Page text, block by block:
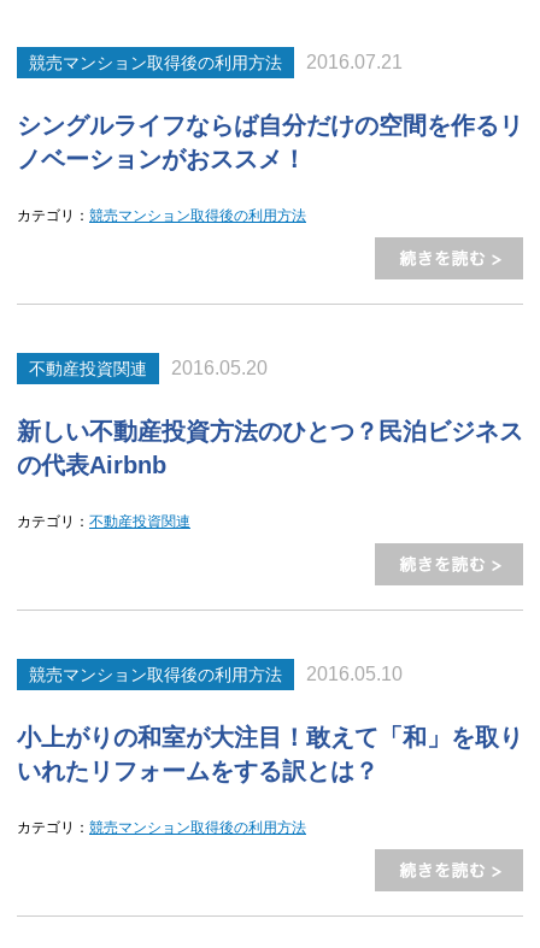
競売マンション取得後の利用方法 2016.07.21
シングルライフならば自分だけの空間を作るリ
ノベーションがおススメ！
カテゴリ： 競売マンション取得後の利用方法
不動産投資関連 2016.05.20
新しい不動産投資方法のひとつ？民泊ビジネス
の代表Airbnb
カテゴリ： 不動産投資関連
競売マンション取得後の利用方法 2016.05.10
小上がりの和室が大注目！敢えて「和」を取り
いれたリフォームをする訳とは？
カテゴリ： 競売マンション取得後の利用方法